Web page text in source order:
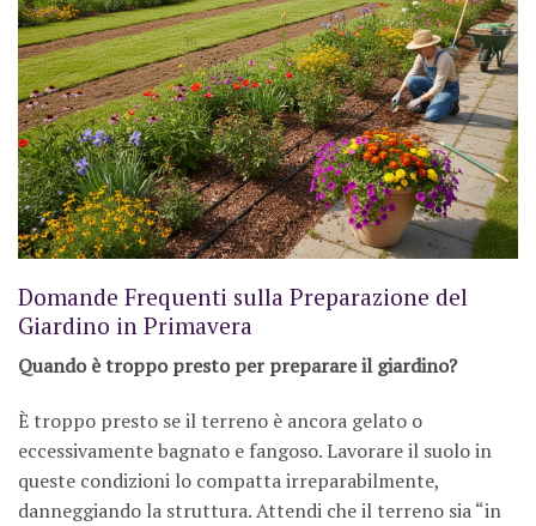
Domande Frequenti sulla Preparazione del
Giardino in Primavera
Quando è troppo presto per preparare il giardino?
È troppo presto se il terreno è ancora gelato o
eccessivamente bagnato e fangoso. Lavorare il suolo in
queste condizioni lo compatta irreparabilmente,
danneggiando la struttura. Attendi che il terreno sia “in